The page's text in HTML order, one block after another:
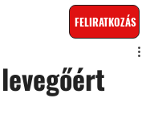
FELIRATKOZÁS